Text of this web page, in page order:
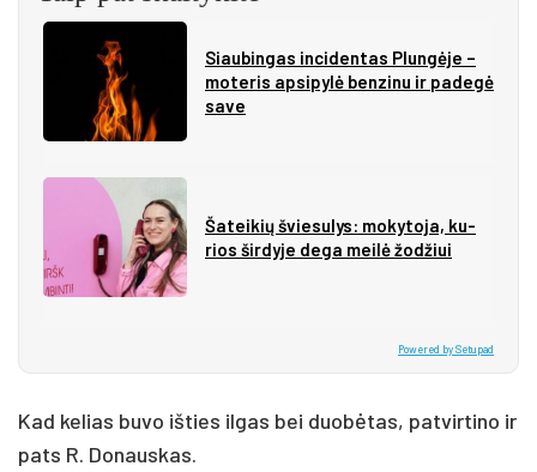
Siau­bin­gas in­ci­den­tas Plun­gė­je –
mo­te­ris ap­si­py­lė ben­zi­nu ir pa­de­gė
sa­ve
Ša­tei­kių švie­su­lys: mo­ky­to­ja, ku­
rios šir­dy­je de­ga mei­lė žo­džiui
Powered by Setupad
Kad kelias buvo išties ilgas bei duobėtas, patvirtino ir
pats R. Donauskas.